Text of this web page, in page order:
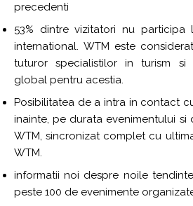
precedenti
53% dintre vizitatori nu
international. WTM este
tuturor specialistilor in turism
global pentru acestia.
Posibilitatea de a intra in contact
inainte, pe durata evenimentului si
WTM, sincronizat complet cu
WTM.
informatii noi despre noile
peste 100 de evenimente